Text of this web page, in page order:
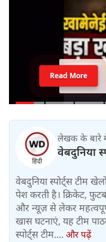
Read More
लेखक के बारे
वेबदुनिया
वेबदुनिया स्पोर्ट्स टीम
पेश करती है। क्रिकेट,
और न्यूज़ से लेकर
खास घटनाएं, यह टीम
स्पोर्ट्स टीम.... और पढ़ें